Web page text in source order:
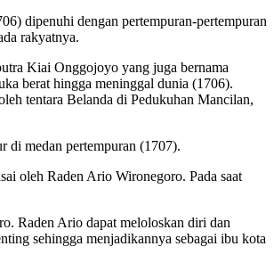
dipenuhi dengan pertempuran-pertempuran
rakyatnya.
Kiai Onggojoyo yang juga bernama
berat hingga meninggal dunia (1706).
tentara Belanda di Pedukuhan Mancilan,
di medan pertempuran (1707).
oleh Raden Ario Wironegoro. Pada saat
Raden Ario dapat meloloskan diri dan
sehingga menjadikannya sebagai ibu kota